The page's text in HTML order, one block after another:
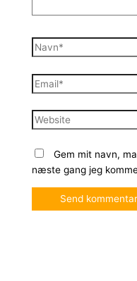
Navn*
Email*
Website
Gem mit navn,
næste gang jeg